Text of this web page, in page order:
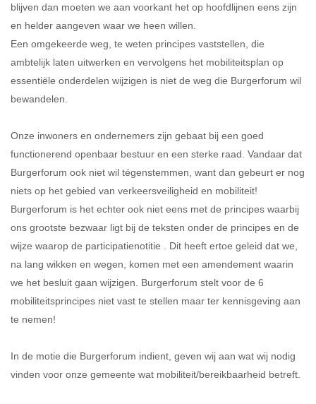
blijven dan moeten we aan voorkant het op hoofdlijnen eens zijn
en helder aangeven waar we heen willen.
Een omgekeerde weg, te weten principes vaststellen, die
ambtelijk laten uitwerken en vervolgens het mobiliteitsplan op
essentiële onderdelen wijzigen is niet de weg die Burgerforum wil
bewandelen.
Onze inwoners en ondernemers zijn gebaat bij een goed
functionerend openbaar bestuur en een sterke raad. Vandaar dat
Burgerforum ook niet wil tégenstemmen, want dan gebeurt er nog
niets op het gebied van verkeersveiligheid en mobiliteit!
Burgerforum is het echter ook niet eens met de principes waarbij
ons grootste bezwaar ligt bij de teksten onder de principes en de
wijze waarop de participatienotitie . Dit heeft ertoe geleid dat we,
na lang wikken en wegen, komen met een amendement waarin
we het besluit gaan wijzigen. Burgerforum stelt voor de 6
mobiliteitsprincipes niet vast te stellen maar ter kennisgeving aan
te nemen!
In de motie die Burgerforum indient, geven wij aan wat wij nodig
vinden voor onze gemeente wat mobiliteit/bereikbaarheid betreft.